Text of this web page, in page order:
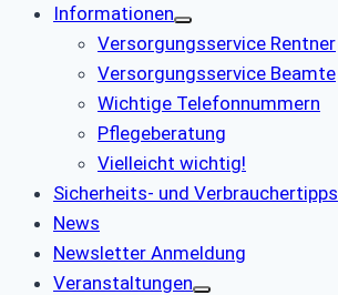
Informationen
Versorgungsservice Rentner
Versorgungsservice Beamte
Wichtige Telefonnummern
Pflegeberatung
Vielleicht wichtig!
Sicherheits- und Verbrauchertipps
News
Newsletter Anmeldung
Veranstaltungen